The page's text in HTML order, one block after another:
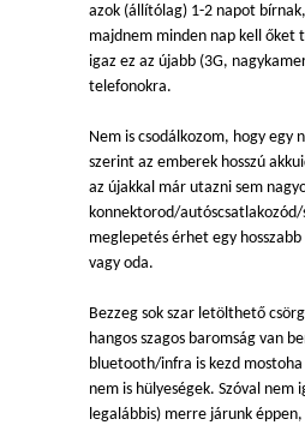
azok (állítólag) 1-2 napot
majdnem minden nap kell őket
igaz ez az újabb (3G,
telefonokra.
Nem is csodálkozom, hogy egy
szerint az emberek hosszú
az újakkal már utazni sem
konnektorod/
meglepetés érhet egy
vagy oda.
Bezzeg sok szar letölthető
hangos szagos baromság van
bluetooth/infra is kezd
nem is hülyeségek. Szóval nem
legalábbis) merre járunk